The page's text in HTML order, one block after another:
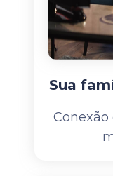
Sua